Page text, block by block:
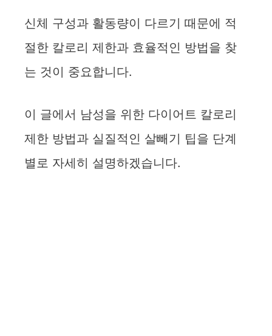
신체 구성과 활동량이 다르기 때문에 적
절한 칼로리 제한과 효율적인 방법을 찾
는 것이 중요합니다.
이 글에서 남성을 위한 다이어트 칼로리
제한 방법과 실질적인 살빼기 팁을 단계
별로 자세히 설명하겠습니다.